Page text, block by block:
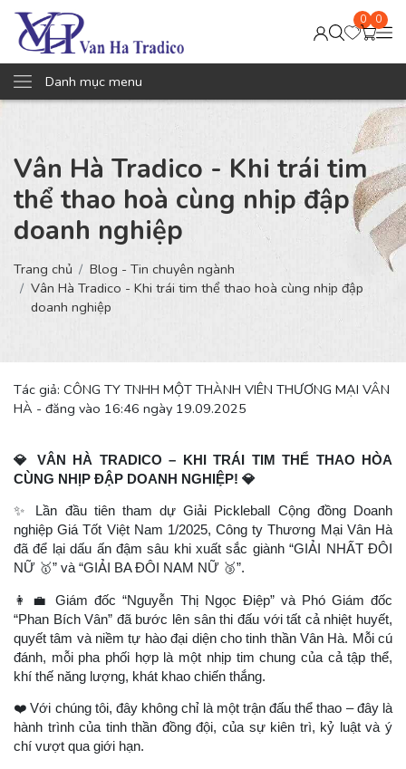
0 0
Danh mục menu
Vân Hà Tradico - Khi trái tim
thể thao hoà cùng nhịp đập
doanh nghiệp
Trang chủ
Blog - Tin chuyên ngành
Vân Hà Tradico - Khi trái tim thể thao hoà cùng nhịp đập
doanh nghiệp
Tác giả: CÔNG TY TNHH MỘT THÀNH VIÊN THƯƠNG MẠI VÂN
HÀ - đăng vào 16:46 ngày 19.09.2025
💎
VÂN HÀ TRADICO – KHI TRÁI TIM THỂ THAO HÒA
CÙNG NHỊP ĐẬP DOANH NGHIỆP! 💎
✨
Lần đầu tiên tham dự Giải Pickleball Cộng đồng Doanh
nghiệp Giá Tốt Việt Nam 1/2025, Công ty Thương Mại Vân Hà
đã để lại dấu ấn đậm sâu khi xuất sắc giành “GIẢI NHẤT ĐÔI
NỮ 🥇” và “GIẢI BA ĐÔI NAM NỮ 🥉”.
👩 💼
Giám đốc “Nguyễn Thị Ngọc Điệp” và Phó Giám đốc
“Phan Bích Vân” đã bước lên sân thi đấu với tất cả nhiệt huyết,
quyết tâm và niềm tự hào đại diện cho tinh thần Vân Hà. Mỗi cú
đánh, mỗi pha phối hợp là một nhịp tim chung của cả tập thể,
khí thế năng lượng, khát khao chiến thắng.
❤ ️ Với chúng tôi, đây không chỉ là một trận đấu thể thao – đây là
hành trình của tinh thần đồng đội, của sự kiên trì, kỷ luật và ý
chí vượt qua giới hạn.